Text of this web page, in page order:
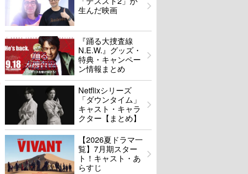
生んだ映画
『踊る大捜査線
N.E.W.』グッズ・
特典・キャンペー
ン情報まとめ
Netflixシリーズ
「ダウンタイム」
キャスト・キャラ
クター【まとめ】
【2026夏ドラマ一
覧】7月期スター
ト！キャスト・あ
らすじ